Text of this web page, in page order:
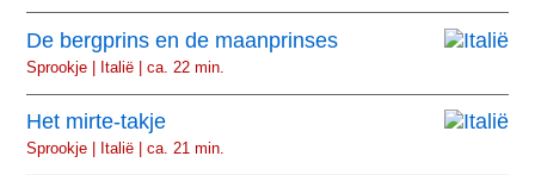
De bergprins en de maanprinses
Sprookje | Italië | ca. 22 min.
Het mirte-takje
Sprookje | Italië | ca. 21 min.